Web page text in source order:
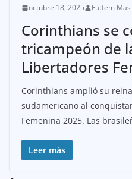
octubre 18, 2025 Futfem Mas
Corinthians se
tricampeón de
Libertadores
Corinthians amplió su
sudamericano al
Femenina 2025. Las
Leer más